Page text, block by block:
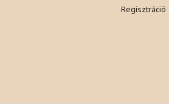
Regisztráció